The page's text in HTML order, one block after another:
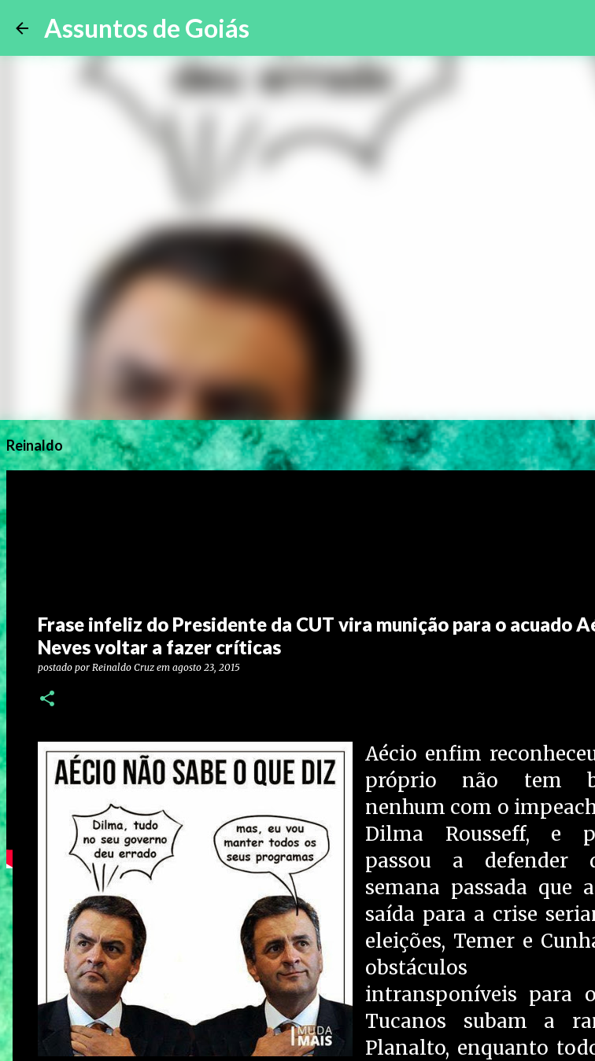
Assuntos de Goiás
Reinaldo
Frase infeliz do Presidente da CUT vira munição para o acuado
Neves voltar a fazer críticas
postado por Reinaldo Cruz em agosto 23, 2015
Aécio enfim
próprio não tem
nenhum com o
Dilma Rousseff, e
passou a defender
semana passada que
saída para a crise
eleições, Temer e
obstáculos
intransponíveis para
Tucanos subam a
Planalto, enquanto